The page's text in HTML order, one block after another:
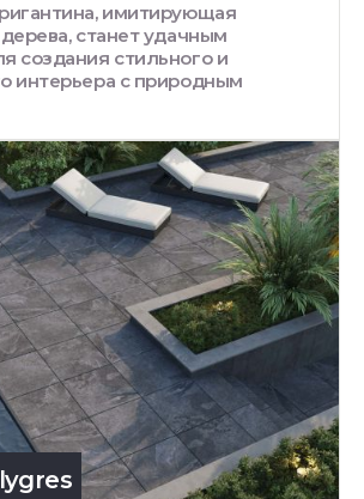
имитирующая
станет удачным
создания стильного и
интерьера с природным